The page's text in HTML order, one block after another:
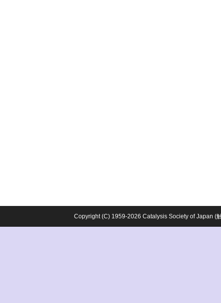
Copyright (C) 1959-2026 Catalysis Society of Japan (